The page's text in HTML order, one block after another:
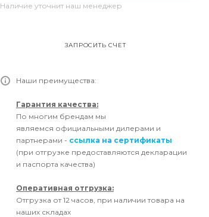
Наличие уточнит наш менеджер
ЗАПРОСИТЬ СЧЕТ
Наши преимущества:
Гарантия качества:
По многим брендам мы
являемся официальными дилерами и
партнерами - ссылка на сертификаты
(при отгрузке предоставляются декларации
и паспорта качества)
Оперативная отгрузка:
Отгрузка от 12 часов, при наличии товара на
наших складах